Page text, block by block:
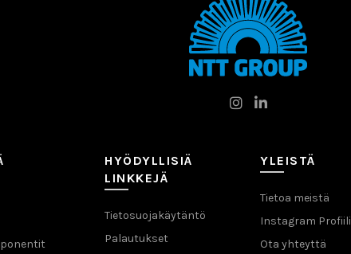
HYÖDYLLISIÄ
LINKKEJÄ
Tietosuojakäytäntö
Palautukset
YLEISTÄ
Tietoa meistä
Instagram Profiili
Ota yhteyttä